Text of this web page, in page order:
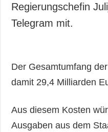
Regierungschefin
Telegram mit.
Der Gesamtumfang
damit 29,4 Milliarden
Aus diesem Kosten
Ausgaben aus dem